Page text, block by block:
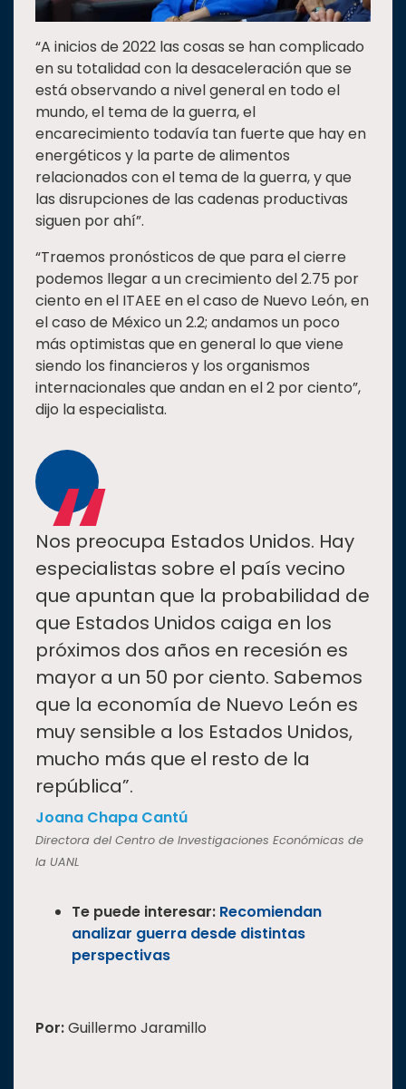
“A inicios de 2022 las cosas se han complicado
en su totalidad con la desaceleración que se
está observando a nivel general en todo el
mundo, el tema de la guerra, el
encarecimiento todavía tan fuerte que hay en
energéticos y la parte de alimentos
relacionados con el tema de la guerra, y que
las disrupciones de las cadenas productivas
siguen por ahí”.
“Traemos pronósticos de que para el cierre
podemos llegar a un crecimiento del 2.75 por
ciento en el ITAEE en el caso de Nuevo León, en
el caso de México un 2.2; andamos un poco
más optimistas que en general lo que viene
siendo los financieros y los organismos
internacionales que andan en el 2 por ciento”,
dijo la especialista.
“
Nos preocupa Estados Unidos. Hay
especialistas sobre el país vecino
que apuntan que la probabilidad de
que Estados Unidos caiga en los
próximos dos años en recesión es
mayor a un 50 por ciento. Sabemos
que la economía de Nuevo León es
muy sensible a los Estados Unidos,
mucho más que el resto de la
república”.
Joana Chapa Cantú
Directora del Centro de Investigaciones Económicas de
la UANL
Te puede interesar: Recomiendan
analizar guerra desde distintas
perspectivas
Por:Guillermo Jaramillo